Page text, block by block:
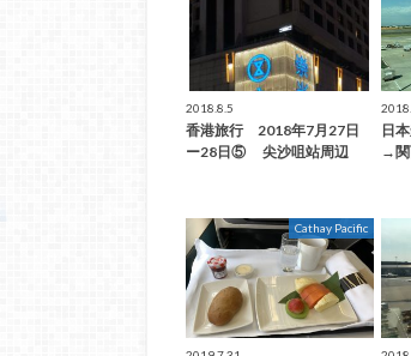
2018.8.5
香港旅行 2018年7月27日
ー28日⑤ 尖沙咀站周辺
日
→関
Cathay Pacific